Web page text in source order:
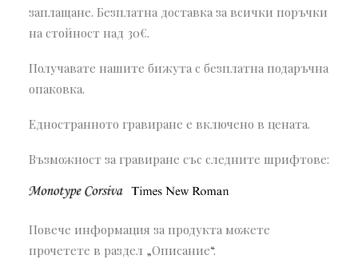
заплащане. Безплатна доставка за всички поръчки
на стойност над 30€.
Получавате нашите бижута с безплатна подаръчна
опаковка.
Едностранното гравиране е включено в цената.
Възможност за гравиране със следните шрифтове:
Повече информация за продукта можете
прочетете в раздел „Описание“.